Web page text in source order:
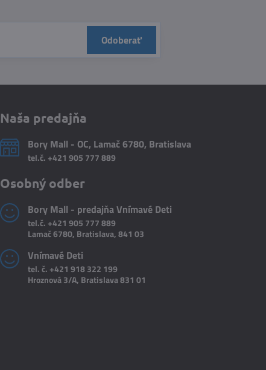
Odoberať
Naša predajňa
Bory Mall - OC, Lamač 6780, Bratislava
tel.č. +421 905 777 889
Osobný odber
Bory Mall - predajňa Vnímavé Deti
tel.č. +421 905 777 889
Lamač 6780, Bratislava, 841 03
Vnímavé Deti
tel. č. +421 918 322 199
Hroznová 3/A, Bratislava 831 01